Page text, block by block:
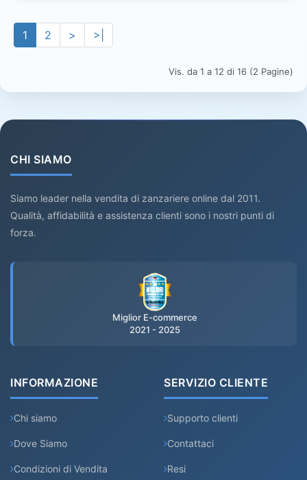
1 2 > >|
Vis. da 1 a 12 di 16 (2 Pagine)
CHI SIAMO
Siamo leader nella vendita di zanzariere online dal 2011.
Qualità, affidabilità e assistenza clienti sono i nostri punti di
forza.
Miglior E-commerce
2021 - 2025
INFORMAZIONE
Chi siamo
Dove Siamo
Condizioni di Vendita
SERVIZIO CLIENTE
Supporto clienti
Contattaci
Resi